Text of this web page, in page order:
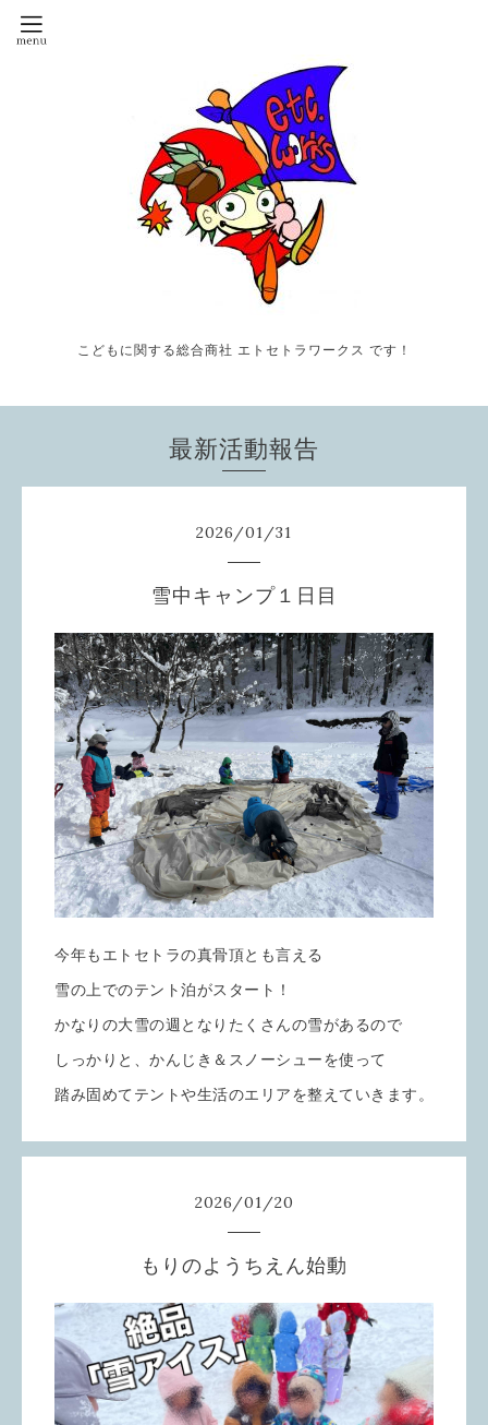
こどもに関する総合商社 エトセトラワークス です！
最新活動報告
2026/01/31
雪中キャンプ１日目
今年もエトセトラの真骨頂とも言える
雪の上でのテント泊がスタート！
かなりの大雪の週となりたくさんの雪があるので
しっかりと、かんじき＆スノーシューを使って
踏み固めてテントや生活のエリアを整えていきます。
2026/01/20
もりのようちえん始動